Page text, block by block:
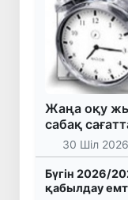
Жаңа оқу
сабақ
30 Шіл
Бүгін 2026/
қабылдау